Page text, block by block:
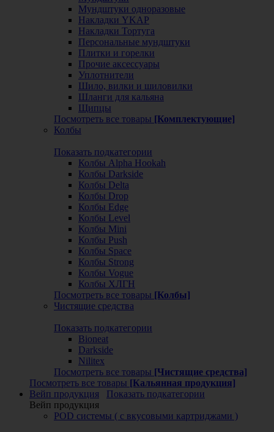
Мундштуки одноразовые
Накладки YKAP
Накладки Тортуга
Персональные мундштуки
Плитки и горелки
Прочие аксессуары
Уплотнители
Шило, вилки и шиловилки
Шланги для кальяна
Щипцы
Посмотреть все товары [Комплектующие]
Колбы
Показать подкатегории
Колбы Alpha Hookah
Колбы Darkside
Колбы Delta
Колбы Drop
Колбы Edge
Колбы Level
Колбы Mini
Колбы Push
Колбы Space
Колбы Strong
Колбы Vogue
Колбы ХЛГН
Посмотреть все товары [Колбы]
Чистящие средства
Показать подкатегории
Bioneat
Darkside
Nilitex
Посмотреть все товары [Чистящие средства]
Посмотреть все товары [Кальянная продукция]
Вейп продукция
Показать подкатегории
Вейп продукция
POD системы ( с вкусовыми картриджами )